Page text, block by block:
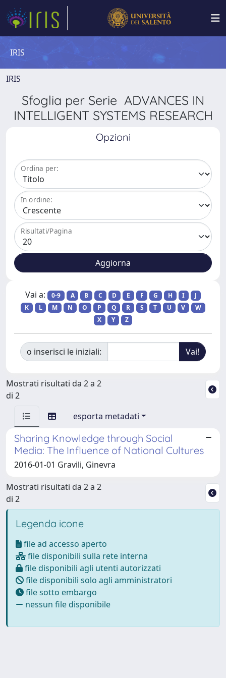
IRIS
IRIS
Sfoglia per Serie ADVANCES IN
INTELLIGENT SYSTEMS RESEARCH
Opzioni
Ordina per:
In ordine:
Risultati/Pagina
Vai a: 0-9 A B C D E F G H I
J
K
L M N O P Q R S T U V
W
X
Y Z
o inserisci le iniziali:
Mostrati risultati da 2 a 2
di 2
esporta metadati
Sharing Knowledge through Social
Media: The Influence of National Cultures
2016-01-01 Gravili, Ginevra
Mostrati risultati da 2 a 2
di 2
Legenda icone
file ad accesso aperto
file disponibili sulla rete interna
file disponibili agli utenti autorizzati
file disponibili solo agli amministratori
file sotto embargo
nessun file disponibile